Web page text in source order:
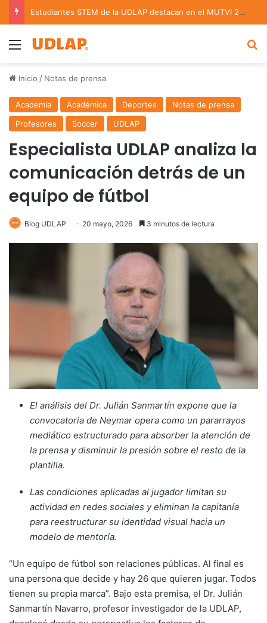
Estudiantes STEM de la UDLAP destacan en el MUTVI 2026
Menu
Inicio / Notas de prensa
Academia Académica Deportes
Notas de prensa
Profesores
Soccer UDLAP
Especialista UDLAP analiza la
comunicación detrás de un
equipo de fútbol
Blog UDLAP 20 mayo, 2026 3 minutos de lectura
El análisis del Dr. Julián Sanmartín expone que la
convocatoria de Neymar opera como un pararrayos
mediático estructurado para absorber la atención de
la prensa y disminuir la presión sobre el resto de la
plantilla.
Las condiciones aplicadas al jugador limitan su
actividad en redes sociales y eliminan la capitanía
para reestructurar su identidad visual hacia un
modelo de mentoría.
“Un equipo de fútbol son relaciones públicas. Al final es
una persona que decide y hay 26 que quieren jugar. Todos
tienen su propia marca”. Bajo esta premisa, el Dr. Julián
Sanmartín Navarro, profesor investigador de la UDLAP,